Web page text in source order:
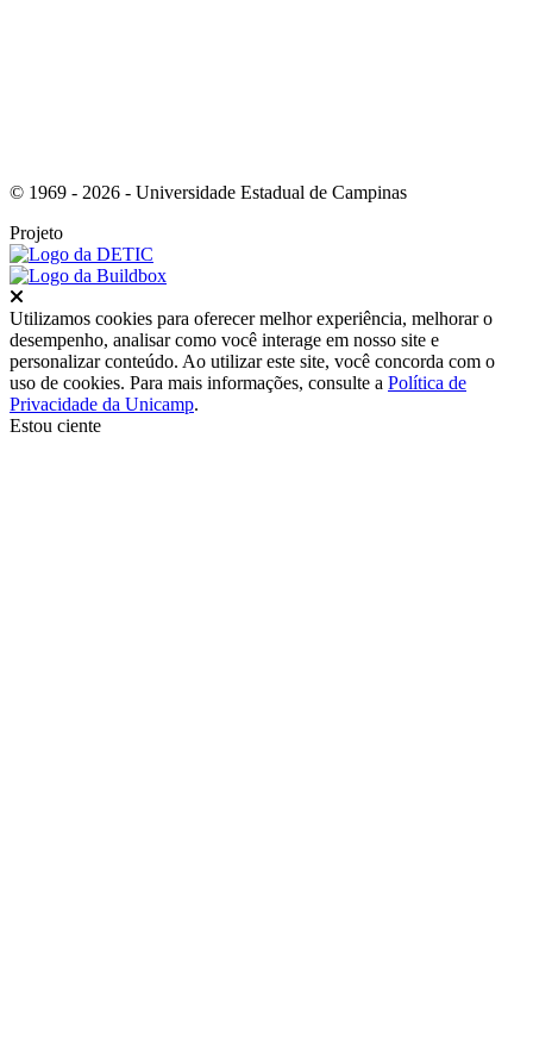
© 1969 - 2026 - Universidade Estadual de Campinas
Projeto
Utilizamos cookies para oferecer melhor experiência, melhorar o
desempenho, analisar como você interage em nosso site e
personalizar conteúdo. Ao utilizar este site, você concorda com o
uso de cookies. Para mais informações, consulte a Política de
Privacidade da Unicamp.
Estou ciente